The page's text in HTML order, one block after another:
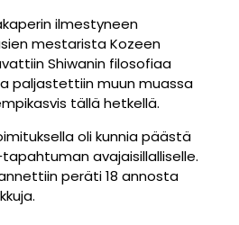
ilmestyneen
mestarista Kozeen
Shiwanin filosofiaa
paljastettiin muun muassa
tällä hetkellä.
oli kunnia päästä
tapahtuman avajaisillalliselle.
peräti 18 annosta